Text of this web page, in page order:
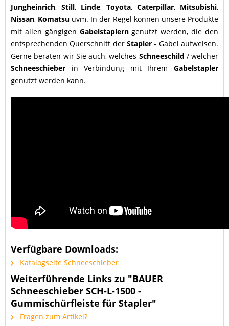
Jungheinrich, Still, Linde, Toyota, Caterpillar, Mitsubishi,
Nissan, Komatsu uvm. In der Regel können unsere Produkte
mit allen gängigen Gabelstaplerngenutzt werden, die den
entsprechenden Querschnitt der Stapler - Gabel aufweisen.
Gerne beraten wir Sie auch, welches Schneeschild / welcher
Schneeschieber in Verbindung mit IhremGabelstapler
genutzt werden kann.
Verfügbare Downloads:
Katalogseite Schneeschieber
Weiterführende Links zu "BAUER
Schneeschieber SCH-L-1500 -
Gummischürfleiste für Stapler"
Fragen zum Artikel?